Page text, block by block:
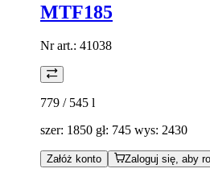
MTF185
Nr art.: 41038
779 / 545 l
szer: 1850 gł: 745 wys: 2430
Załóż konto Zaloguj się, aby